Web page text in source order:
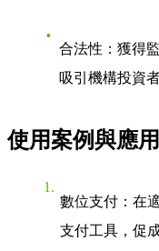
合法性 ：獲得
吸引機構投資
使用案例與應用
數位支付 ：在
支付工具，促